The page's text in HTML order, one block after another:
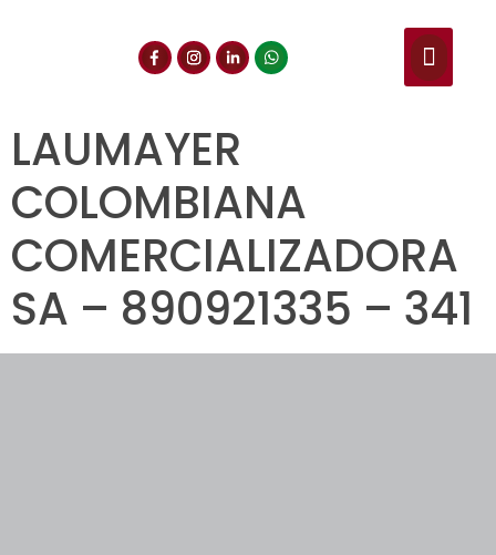
LAUMAYER
COLOMBIANA
COMERCIALIZADORA
SA – 890921335 – 341